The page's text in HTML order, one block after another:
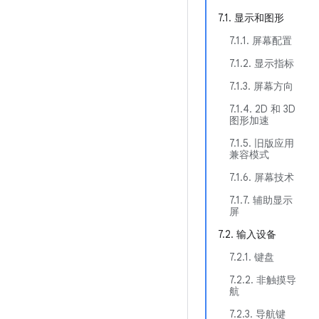
7.1. 显示和图形
7.1.1. 屏幕配置
7.1.2. 显示指标
7.1.3. 屏幕方向
7.1.4. 2D 和 3D
图形加速
7.1.5. 旧版应用
兼容模式
7.1.6. 屏幕技术
7.1.7. 辅助显示
屏
7.2. 输入设备
7.2.1. 键盘
7.2.2. 非触摸导
航
7.2.3. 导航键